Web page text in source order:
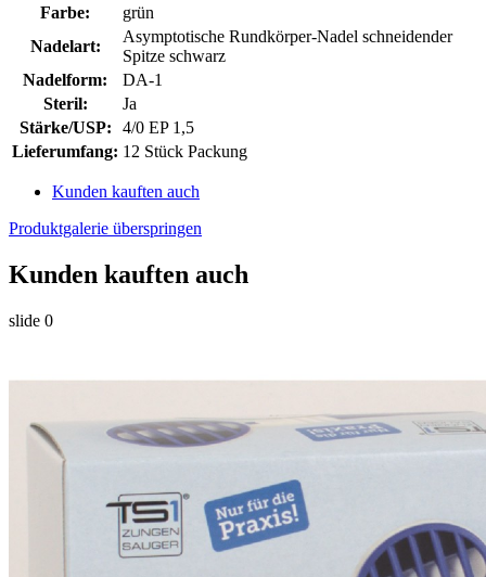
Farbe:
grün
Nadelart:
Asymptotische Rundkörper-Nadel schneidender
Spitze schwarz
Nadelform:
DA-1
Steril:
Ja
Stärke/USP:
4/0 EP 1,5
Lieferumfang: 12 Stück Packung
Kunden kauften auch
Produktgalerie überspringen
Kunden kauften auch
slide 0